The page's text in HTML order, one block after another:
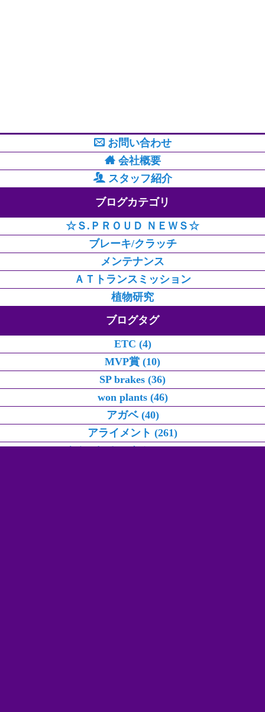
お問い合わせ
会社概要
スタッフ紹介
ブログカテゴリ
☆Ｓ.ＰＲＯＵＤ ＮＥＷＳ☆
ブレーキ/クラッチ
メンテナンス
ＡＴトランスミッション
植物研究
ブログタグ
ETC (4)
MVP賞 (10)
SP brakes (36)
won plants (46)
アガベ (40)
アライメント (261)